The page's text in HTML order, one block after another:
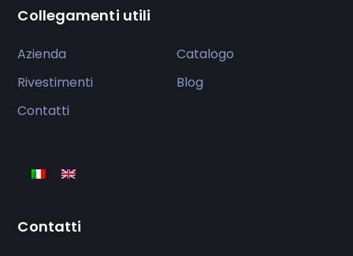
Collegamenti utili
Azienda
Catalogo
Rivestimenti
Blog
Contatti
Contatti